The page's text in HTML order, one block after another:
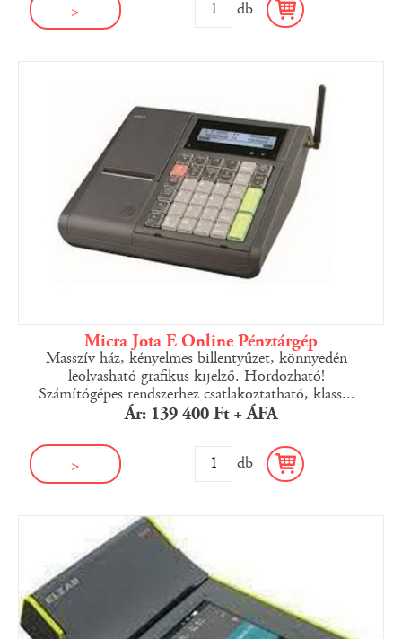
> db
Micra Jota E Online Pénztárgép
Masszív ház, kényelmes billentyűzet, könnyedén
leolvasható grafikus kijelző. Hordozható!
Számítógépes rendszerhez csatlakoztatható, klass...
Ár: 139 400 Ft + ÁFA
> db